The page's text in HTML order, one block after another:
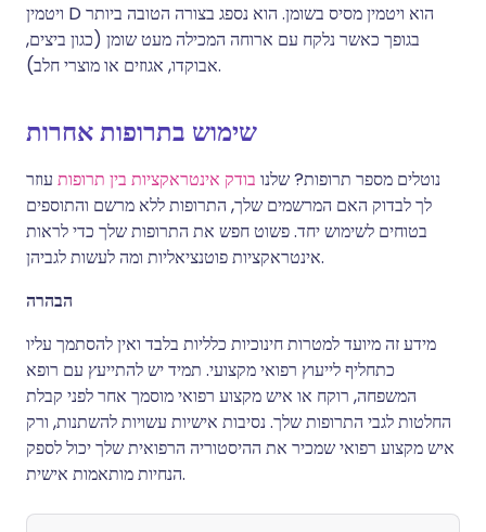
ויטמין D הוא ויטמין מסיס בשומן. הוא נספג בצורה הטובה ביותר
בגופך כאשר נלקח עם ארוחה המכילה מעט שומן (כגון ביצים,
אבוקדו, אגוזים או מוצרי חלב).
שימוש בתרופות אחרות
נוטלים מספר תרופות? שלנו בודק אינטראקציות בין תרופות עוזר
לך לבדוק האם המרשמים שלך, התרופות ללא מרשם והתוספים
בטוחים לשימוש יחד. פשוט חפש את התרופות שלך כדי לראות
אינטראקציות פוטנציאליות ומה לעשות לגביהן.
הבהרה
מידע זה מיועד למטרות חינוכיות כלליות בלבד ואין להסתמך עליו
כתחליף לייעוץ רפואי מקצועי. תמיד יש להתייעץ עם רופא
המשפחה, רוקח או איש מקצוע רפואי מוסמך אחר לפני קבלת
החלטות לגבי התרופות שלך. נסיבות אישיות עשויות להשתנות, ורק
איש מקצוע רפואי שמכיר את ההיסטוריה הרפואית שלך יכול לספק
הנחיות מותאמות אישית.